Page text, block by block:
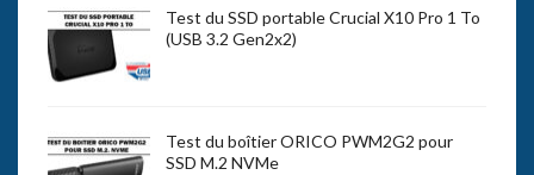
Test du SSD portable Crucial X10 Pro 1 To
(USB 3.2 Gen2x2)
Test du boîtier ORICO PWM2G2 pour
SSD M.2 NVMe